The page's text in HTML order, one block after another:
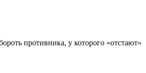
противника, у которого «отстают»